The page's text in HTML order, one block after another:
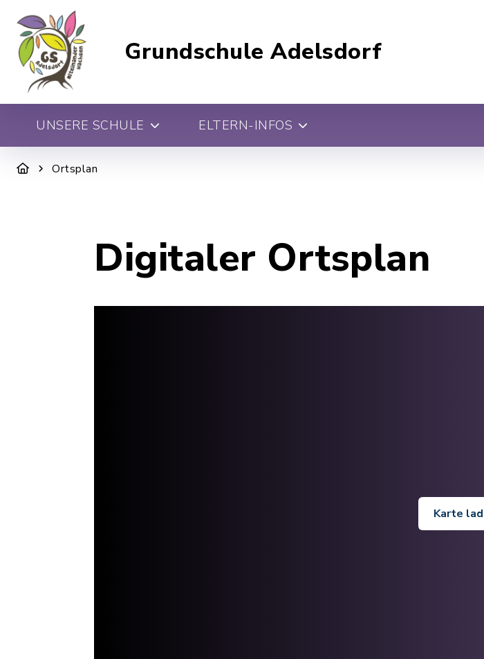
Grundschule Adelsdorf
UNSERE SCHULE ELTERN-INFOS
Ortsplan
Digitaler Ortsplan
Karte